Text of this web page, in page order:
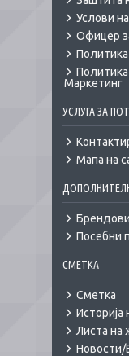
Услови
Офицер
Маркетинг
УСЛУГА ЗА
Мапа на
Брендови
Посебни
СМЕТКА
Сметка
Историја
Листа на
Новости/